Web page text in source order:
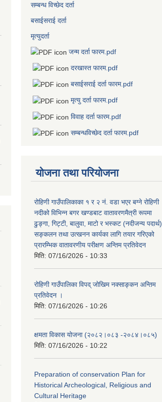
सम्बन्ध विच्छेद दर्ता
बसाईसराई दर्ता
मृत्युदर्ता
जन्म दर्ता फारम.pdf
दरखास्त फारम.pdf
बसाईसराई दर्ता फारम.pdf
मृत्यु दर्ता फारम.pdf
विवाह दर्ता फारम.pdf
सम्बन्धविच्छेद दर्ता फारम.pdf
योजना तथा परियोजना
रोहिणी गाउँपालिकाका १ र २ नं. वडा भएर बग्ने रोहिणी
नदीको विभिन्न बगर खण्डबाट वातावरणमैत्री रूपमा
ढुङ्गा, गिट्टी, बालुवा, माटो र भस्कट (नदीजन्य पदार्थ)
सङ्कलन तथा उत्खनन कार्यका लागि तयार गरिएको
प्रारम्भिक वातावरणीय परीक्षण अन्तिम प्रतिवेदन
मिति: 07/16/2026 - 10:33
रोहिणी गाउँपालिका विपद् जोखिम नक्साङ्कन अन्तिम
प्रतिवेदन ।
मिति: 07/16/2026 - 10:26
क्षमता विकास योजना (२०८२।०८३‍ -२०८४।०८५)
मिति: 07/16/2026 - 10:22
Preparation of conservation Plan for
Historical Archeological, Religious and
Cultural Heritage